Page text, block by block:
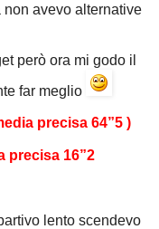
avevo alternative
però ora mi godo il
far meglio
precisa 64”5 )
precisa 16”2
lento scendevo